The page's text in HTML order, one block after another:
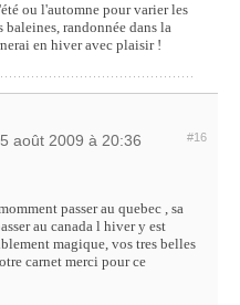
ou l'automne pour varier les
randonnée dans la
en hiver avec plaisir !
août 2009 à 20:36 #16
passer au quebec , sa
au canada l hiver y est
magique, vos tres belles
carnet merci pour ce